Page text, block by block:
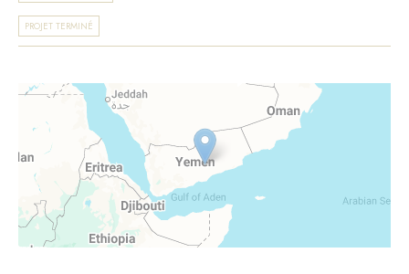
PROJET TERMINÉ